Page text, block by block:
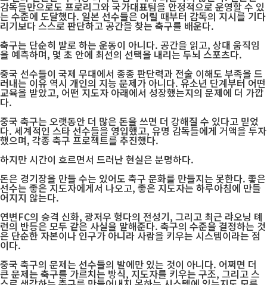
감독들만으로도 프로리그와 국가대표팀을 안정적으로 운영할 수 있
는 수준에 도달했다. 일본 선수들은 어릴 때부터 감독의 지시를 기다
리기보다 스스로 판단하고 공간을 찾는 축구를 배운다.
축구는 단순히 발로 하는 운동이 아니다. 공간을 읽고, 상대 움직임
을 예측하며, 몇 초 안에 최선의 선택을 내리는 두뇌 스포츠다.
중국 선수들이 국제 무대에서 종종 판단력과 전술 이해도 부족을 드
러내는 이유 역시 개인의 지능 문제가 아니다. 유소년 단계부터 어떤
교육을 받았고, 어떤 지도자 아래에서 성장했는지의 문제에 더 가깝
다.
중국 축구는 오랫동안 더 많은 돈을 쓰면 더 강해질 수 있다고 믿었
다. 세계적인 스타 선수들을 영입했고, 유명 감독들에게 거액을 투자
했으며, 각종 축구 프로젝트를 추진했다.
하지만 시간이 흐르면서 드러난 현실은 분명하다.
돈은 경기장을 만들 수는 있어도 축구 문화를 만들지는 못한다. 좋은
선수는 좋은 지도자에게서 나오고, 좋은 지도자는 하루아침에 만들
어지지 않는다.
연변FC의 승격 신화, 광저우 헝다의 전성기, 그리고 최근 랴오닝 톄
런의 반등은 모두 같은 사실을 말해준다. 축구의 수준을 결정하는 것
은 단순한 자본이나 인구가 아니라 사람을 키우는 시스템이라는 점
이다.
중국 축구의 문제는 선수들의 발에만 있는 것이 아니다. 어쩌면 더
큰 문제는 축구를 가르치는 방식, 지도자를 키우는 구조, 그리고 스